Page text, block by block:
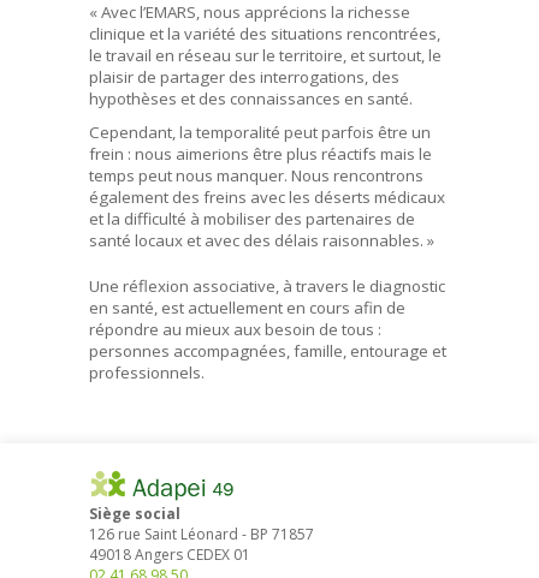
« Avec l’EMARS, nous apprécions la richesse
clinique et la variété des situations rencontrées,
le travail en réseau sur le territoire, et surtout, le
plaisir de partager des interrogations, des
hypothèses et des connaissances en santé.
Cependant, la temporalité peut parfois être un
frein : nous aimerions être plus réactifs mais le
temps peut nous manquer. Nous rencontrons
également des freins avec les déserts médicaux
et la difficulté à mobiliser des partenaires de
santé locaux et avec des délais raisonnables. »
Une réflexion associative, à travers le diagnostic
en santé, est actuellement en cours afin de
répondre au mieux aux besoin de tous :
personnes accompagnées, famille, entourage et
professionnels.
Siège social
126 rue Saint Léonard - BP 71857
49018Angers CEDEX 01